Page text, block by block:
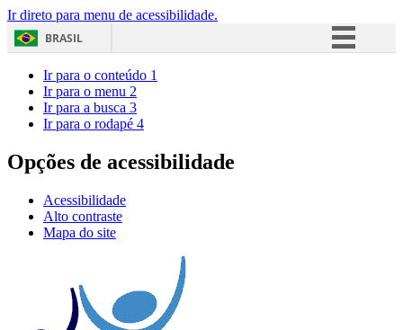
Ir direto para menu de acessibilidade.
BRASIL
Acesso à informação
Ir para o conteúdo 1
Ir para o menu 2
Ir para a busca 3
Ir para o rodapé 4
Opções de acessibilidade
Acessibilidade
Alto contraste
Mapa do site